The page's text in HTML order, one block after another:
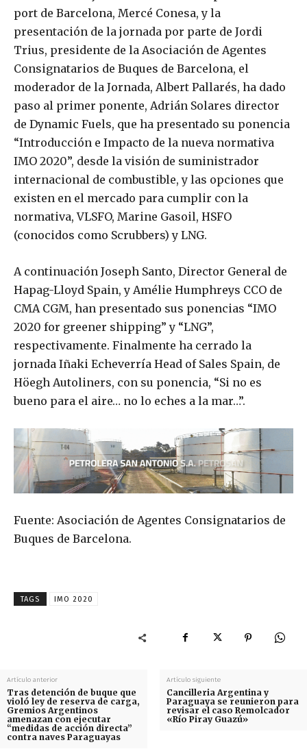
port de Barcelona, Mercé Conesa, y la
presentación de la jornada por parte de Jordi
Trius, presidente de la Asociación de Agentes
Consignatarios de Buques de Barcelona, el
moderador de la Jornada, Albert Pallarés, ha dado
paso al primer ponente, Adrián Solares director
de Dynamic Fuels, que ha presentado su ponencia
“Introducción e Impacto de la nueva normativa
IMO 2020”, desde la visión de suministrador
internacional de combustible, y las opciones que
existen en el mercado para cumplir con la
normativa, VLSFO, Marine Gasoil, HSFO
(conocidos como Scrubbers) y LNG.
A continuación Joseph Santo, Director General de
Hapag-Lloyd Spain, y Amélie Humphreys CCO de
CMA CGM, han presentado sus ponencias “IMO
2020 for greener shipping” y “LNG”,
respectivamente. Finalmente ha cerrado la
jornada Iñaki Echeverría Head of Sales Spain, de
Höegh Autoliners, con su ponencia, “Si no es
bueno para el aire… no lo eches a la mar…”.
Fuente: Asociación de Agentes Consignatarios de
Buques de Barcelona.
TAGS IMO 2020
Artículo anterior
Tras detención de buque que
violó ley de reserva de carga,
Gremios Argentinos
amenazan con ejecutar
“medidas de acción directa”
contra naves Paraguayas
Artículo siguiente
Cancilleria Argentina y
Paraguaya se reunieron para
revisar el caso Remolcador
«Río Piray Guazú»